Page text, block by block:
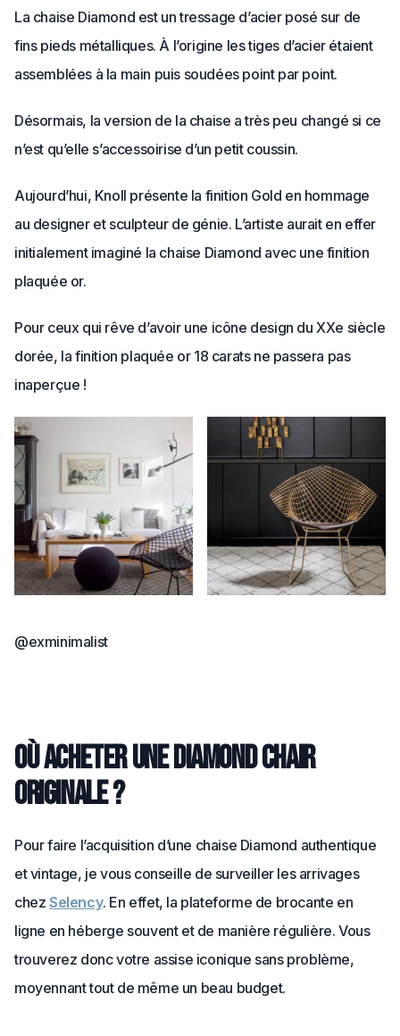
La chaise Diamond est un tressage d’acier posé sur de
fins pieds métalliques. À l’origine les tiges d’acier étaient
assemblées à la main puis soudées point par point.
Désormais, la version de la chaise a très peu changé si ce
n’est qu’elle s’accessoirise d’un petit coussin.
Aujourd’hui, Knoll présente la finition Gold en hommage
au designer et sculpteur de génie. L’artiste aurait en effer
initialement imaginé la chaise Diamond avec une finition
plaquée or.
Pour ceux qui rêve d’avoir une icône design du XXe siècle
dorée, la finition plaquée or 18 carats ne passera pas
inaperçue !
@exminimalist
Où acheter une diamond chair
originale ?
Pour faire l’acquisition d’une chaise Diamond authentique
et vintage, je vous conseille de surveiller les arrivages
chez Selency. En effet, la plateforme de brocante en
ligne en héberge souvent et de manière régulière. Vous
trouverez donc votre assise iconique sans problème,
moyennant tout de même un beau budget.